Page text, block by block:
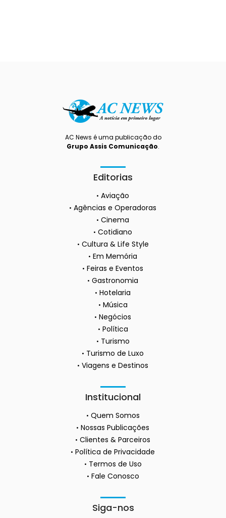
AC News é uma publicação do
Grupo Assis Comunicação.
Editorias
Aviação
Agências e Operadoras
Cinema
Cotidiano
Cultura & Life Style
Em Memória
Feiras e Eventos
Gastronomia
Hotelaria
Música
Negócios
Política
Turismo
Turismo de Luxo
Viagens e Destinos
Institucional
Quem Somos
Nossas Publicações
Clientes & Parceiros
Política de Privacidade
Termos de Uso
Fale Conosco
Siga-nos